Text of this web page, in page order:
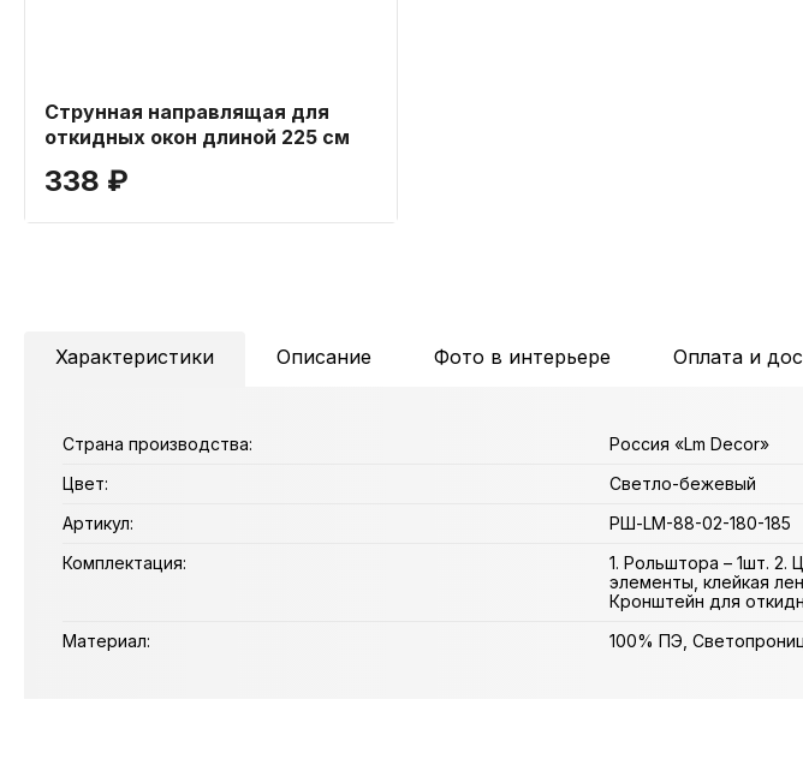
Струнная направлящая для
откидных окон длиной 225 см
338 ₽
Характеристики Описание Фото в интерьере Оплата и
Страна производства:
Россия «Lm Decor»
Цвет:
Светло-бежевый
Артикул:
РШ-LM-88-02-180-185
Комплектация:
1. Рольштора – 1шт.
элементы, клейкая
Кронштейн для
Материал:
100% ПЭ,